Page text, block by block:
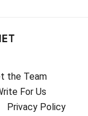
the Team
For Us
Privacy Policy